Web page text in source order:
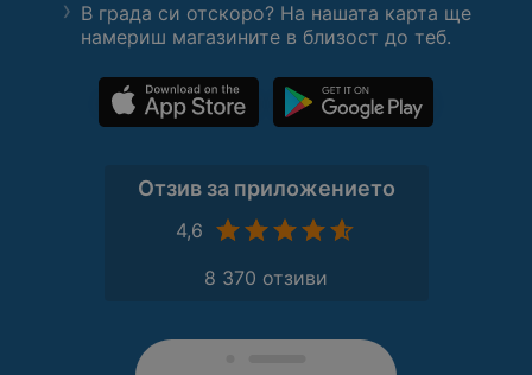
В града си отскоро? На нашата карта ще
намериш магазините в близост до теб.
Отзив за приложението
4,6
8 370 отзиви